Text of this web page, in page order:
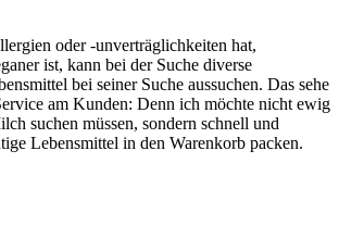
oder -unverträglichkeiten hat,
ist, kann bei der Suche diverse
bei seiner Suche aussuchen. Das sehe
am Kunden: Denn ich möchte nicht ewig
suchen müssen, sondern schnell und
Lebensmittel in den Warenkorb packen.